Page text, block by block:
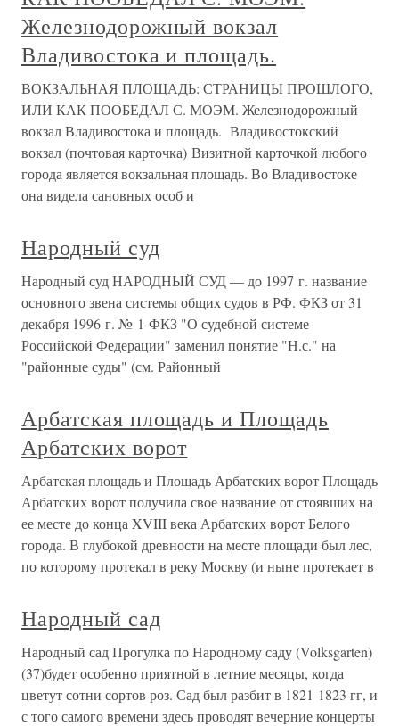
Железнодорожный вокзал
Владивостока и площадь.
ВОКЗАЛЬНАЯ ПЛОЩАДЬ: СТРАНИЦЫ ПРОШЛОГО,
ИЛИ КАК ПООБЕДАЛ С. МОЭМ. Железнодорожный
вокзал Владивостока и площадь. Владивостокский
вокзал (почтовая карточка) Визитной карточкой любого
города является вокзальная площадь. Во Владивостоке
она видела сановных особ и
Народный суд
Народный суд НАРОДНЫЙ СУД — до 1997 г. название
основного звена системы общих судов в РФ. ФКЗ от 31
декабря 1996 г. № 1-ФКЗ "О судебной системе
Российской Федерации" заменил понятие "Н.с." на
"районные суды" (см. Районный
Арбатская площадь и Площадь
Арбатских ворот
Арбатская площадь и Площадь Арбатских ворот Площадь
Арбатских ворот получила свое название от стоявших на
ее месте до конца XVIII века Арбатских ворот Белого
города. В глубокой древности на месте площади был лес,
по которому протекал в реку Москву (и ныне протекает в
Народный сад
Народный сад Прогулка по Народному саду (Volksgarten)
(37)будет особенно приятной в летние месяцы, когда
цветут сотни сортов роз. Сад был разбит в 1821-1823 гг, и
с того самого времени здесь проводят вечерние концерты